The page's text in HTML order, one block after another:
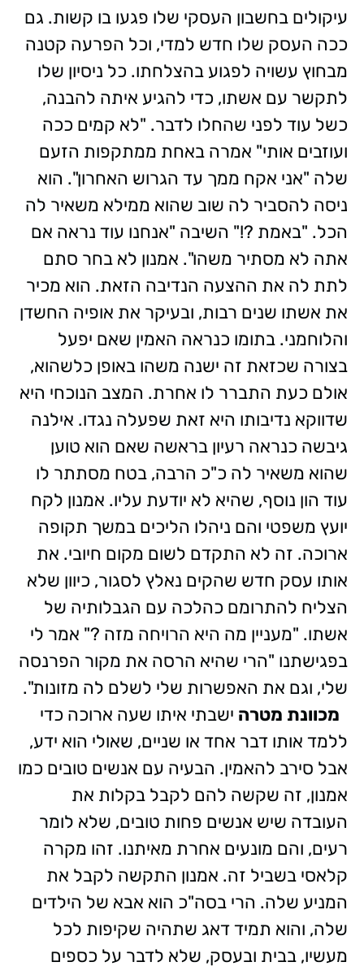
עיקולים בחשבון העסקי שלו פגעו בו קשות. גם
ככה העסק שלו חדש למדי, וכל הפרעה קטנה
מבחוץ עשויה לפגוע בהצלחתו. כל ניסיון שלו
לתקשר עם אשתו, כדי להגיע איתה להבנה,
כשל עוד לפני שהחלו לדבר. "לא קמים ככה
ועוזבים אותי" אמרה באחת ממתקפות הזעם
שלה "אני אקח ממך עד הגרוש האחרון". הוא
ניסה להסביר לה שוב שהוא ממילא משאיר לה
הכל. "באמת ?!" השיבה "אנחנו עוד נראה אם
אתה לא מסתיר משהו". אמנון לא בחר סתם
לתת לה את ההצעה הנדיבה הזאת. הוא מכיר
את אשתו שנים רבות, ובעיקר את אופיה החשדן
והלוחמני. בתומו כנראה האמין שאם יפעל
בצורה שכזאת זה ישנה משהו באופן כלשהוא,
אולם כעת התברר לו אחרת. המצב הנוכחי היא
שדווקא נדיבותו היא זאת שפעלה נגדו. אילנה
גיבשה כנראה רעיון בראשה שאם הוא טוען
שהוא משאיר לה כ"כ הרבה, בטח מסתתר לו
עוד הון נוסף, שהיא לא יודעת עליו. אמנון לקח
יועץ משפטי והם ניהלו הליכים במשך תקופה
ארוכה. זה לא התקדם לשום מקום חיובי. את
אותו עסק חדש שהקים נאלץ לסגור, כיוון שלא
הצליח להתרומם כהלכה עם הגבלותיה של
אשתו. "מעניין מה היא הרויחה מזה ?" אמר לי
בפגישתנו "הרי שהיא הרסה את מקור הפרנסה
שלי, וגם את האפשרות שלי לשלם לה מזונות".
מכוונת מטרה ישבתי איתו שעה ארוכה כדי
ללמד אותו דבר אחד או שניים, שאולי הוא ידע,
אבל סירב להאמין. הבעיה עם אנשים טובים כמו
אמנון, זה שקשה להם לקבל בקלות את
העובדה שיש אנשים פחות טובים, שלא לומר
רעים, והם מונעים אחרת מאיתנו. זהו מקרה
קלאסי בשביל זה. אמנון התקשה לקבל את
המניע שלה. הרי בסה"כ הוא אבא של הילדים
שלה, והוא תמיד דאג שתהיה שקיפות לכל
מעשיו, בבית ובעסק, שלא לדבר על כספים